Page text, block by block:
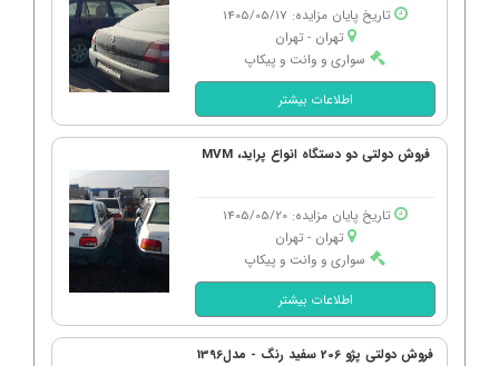
تاریخ پایان مزایده: 1405/05/17
تهران - تهران
سواری و وانت و پیکاپ
اطلاعات بیشتر
فروش دولتی دو دستگاه انواع پراید، MVM
تاریخ پایان مزایده: 1405/05/20
تهران - تهران
سواری و وانت و پیکاپ
اطلاعات بیشتر
فروش دولتی پژو 206 سفید رنگ - مدل1396